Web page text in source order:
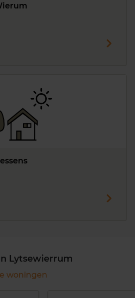
Lytsewierrum
woningen